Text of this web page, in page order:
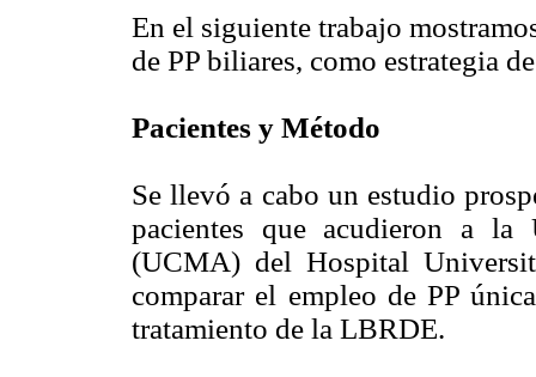
En el siguiente trabajo
de PP biliares, como estrategia
Pacientes y Método
Se llevó a cabo un estudio
pacientes que acudieron a
(UCMA) del Hospital
comparar el empleo de PP
tratamiento de la LBRDE.